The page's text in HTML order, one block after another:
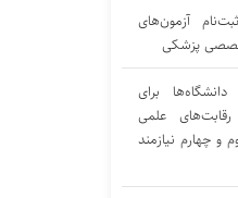
آزمون‌های
پزشکی
برای
علمی
چهارم نیازمند